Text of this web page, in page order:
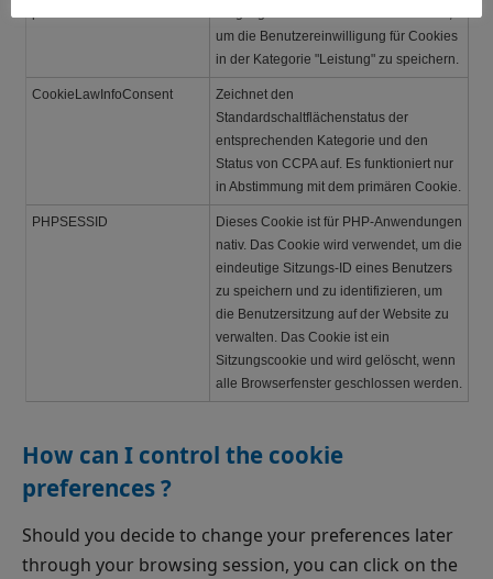
um die Benutzereinwilligung für Cookies
in der Kategorie "Leistung" zu speichern.
CookieLawInfoConsent
Zeichnet den
Standardschaltflächenstatus der
entsprechenden Kategorie und den
Status von CCPA auf. Es funktioniert nur
in Abstimmung mit dem primären Cookie.
PHPSESSID
Dieses Cookie ist für PHP-Anwendungen
nativ. Das Cookie wird verwendet, um die
eindeutige Sitzungs-ID eines Benutzers
zu speichern und zu identifizieren, um
die Benutzersitzung auf der Website zu
verwalten. Das Cookie ist ein
Sitzungscookie und wird gelöscht, wenn
alle Browserfenster geschlossen werden.
How can I control the cookie
preferences ?
Should you decide to change your preferences later
through your browsing session, you can click on the